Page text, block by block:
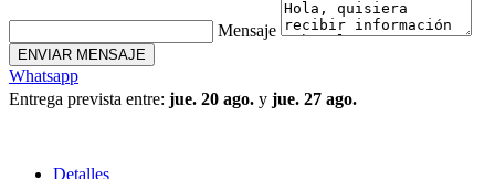
Mensaje
ENVIAR MENSAJE
Whatsapp
Entrega prevista entre: jue. 20 ago. y jue. 27 ago.
Detalles